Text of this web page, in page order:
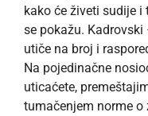
kako će živeti sudije
se pokažu.
utiče na broj i
Na pojedinačne
uticaćete,
tumačenjem norme